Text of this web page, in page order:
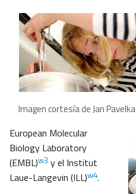
Imagen cortesía de Jan Pavelka
European Molecular
Biology Laboratory
(EMBL)w3 y el Institut
Laue-Langevin (ILL)w4.